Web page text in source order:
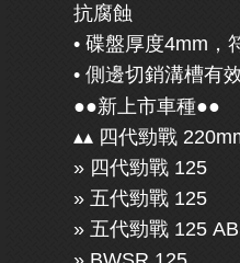
抗腐蝕
• 碟盤厚度4mm，
• 側邊切銷溝槽有
●●新上市車種●●
▴▴ 四代勁戰
» 四代勁戰 125
» 五代勁戰 125
» 五代勁戰 125